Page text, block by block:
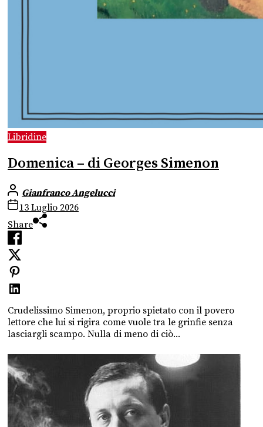
Libridine
Domenica – di Georges Simenon
Gianfranco Angelucci
13 Luglio 2026
Share
Crudelissimo Simenon, proprio spietato con il povero
lettore che lui si rigira come vuole tra le grinfie senza
lasciargli scampo. Nulla di meno di ciò...